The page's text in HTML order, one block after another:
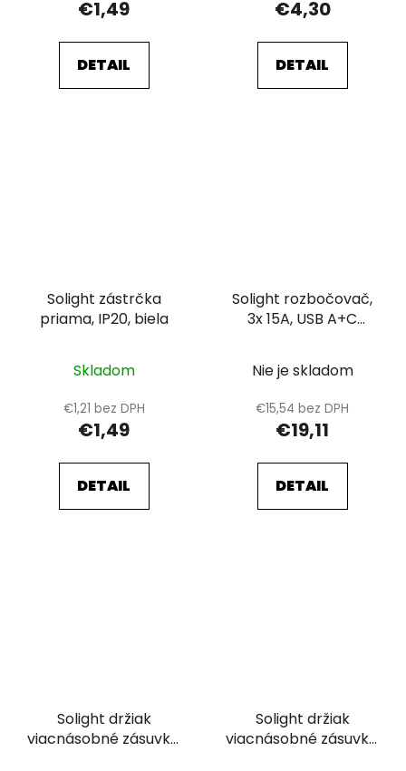
€1,49
DETAIL
€4,30
DETAIL
Solight zástrčka
priama, IP20, biela
Skladom
€1,21 bez DPH
€1,49
DETAIL
Solight rozbočovač,
3x 15A, USB A+C
Nie je skladom
€15,54 bez DPH
€19,11
DETAIL
Solight držiak
viacnásobné zásuvky,
Solight držiak
viacnásobné zásuvky,